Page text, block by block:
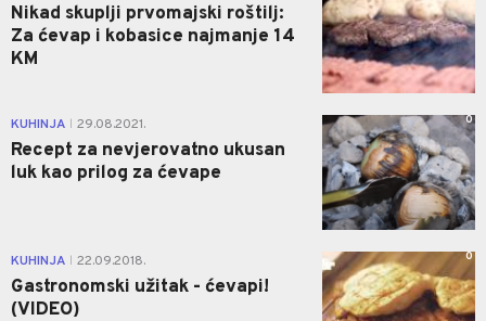
Nikad skuplji prvomajski roštilj:
Za ćevap i kobasice najmanje 14
KM
KUHINJA 29.08.2021.
Recept za nevjerovatno ukusan
luk kao prilog za ćevape
0
KUHINJA 22.09.2018.
Gastronomski užitak - ćevapi!
(VIDEO)
0